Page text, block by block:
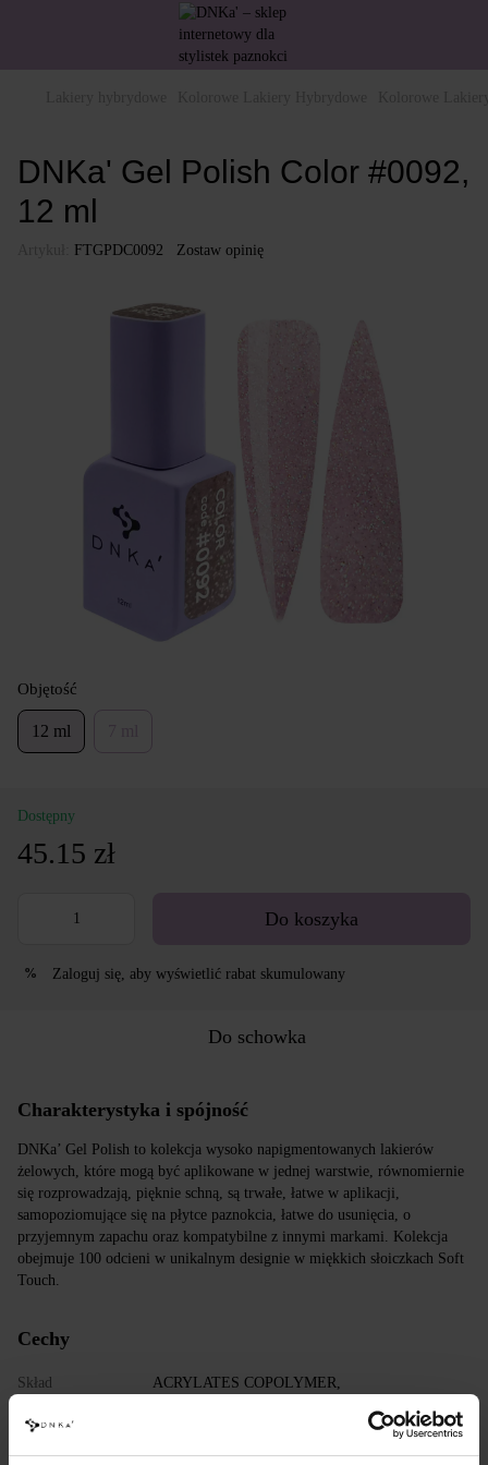
DNKa' Gel Polish Color #0092,
12 ml
FTGPDC0092 Zostaw opinię
Objętość
12 ml
Dostępny
45.15 zł
Do koszyka
% Zaloguj się , aby wyświetlić rabat skumulowany
Do schowka
Charakterystyka i spójność
DNKa’ Gel Polish to kolekcja wysoko napigmentowanych lakierów
żelowych, które mogą być aplikowane w jednej warstwie, równomiernie
się rozprowadzają, pięknie schną, są trwałe, łatwe w aplikacji,
samopoziomujące się na płytce paznokcia, łatwe do usunięcia, o
przyjemnym zapachu oraz kompatybilne z innymi markami. Kolekcja
obejmuje 100 odcieni w unikalnym designie w miękkich słoiczkach Soft
Touch.
Cechy
Skład
ACRYLATES COPOLYMER,
TRIMETHYLBENZOYL DITOLYLPHOSPHINE
OXIDE, POLYETHYLENE TEREPHTHALATE,
MICA, SILICA, DIMETHICONE, BENTONITE,